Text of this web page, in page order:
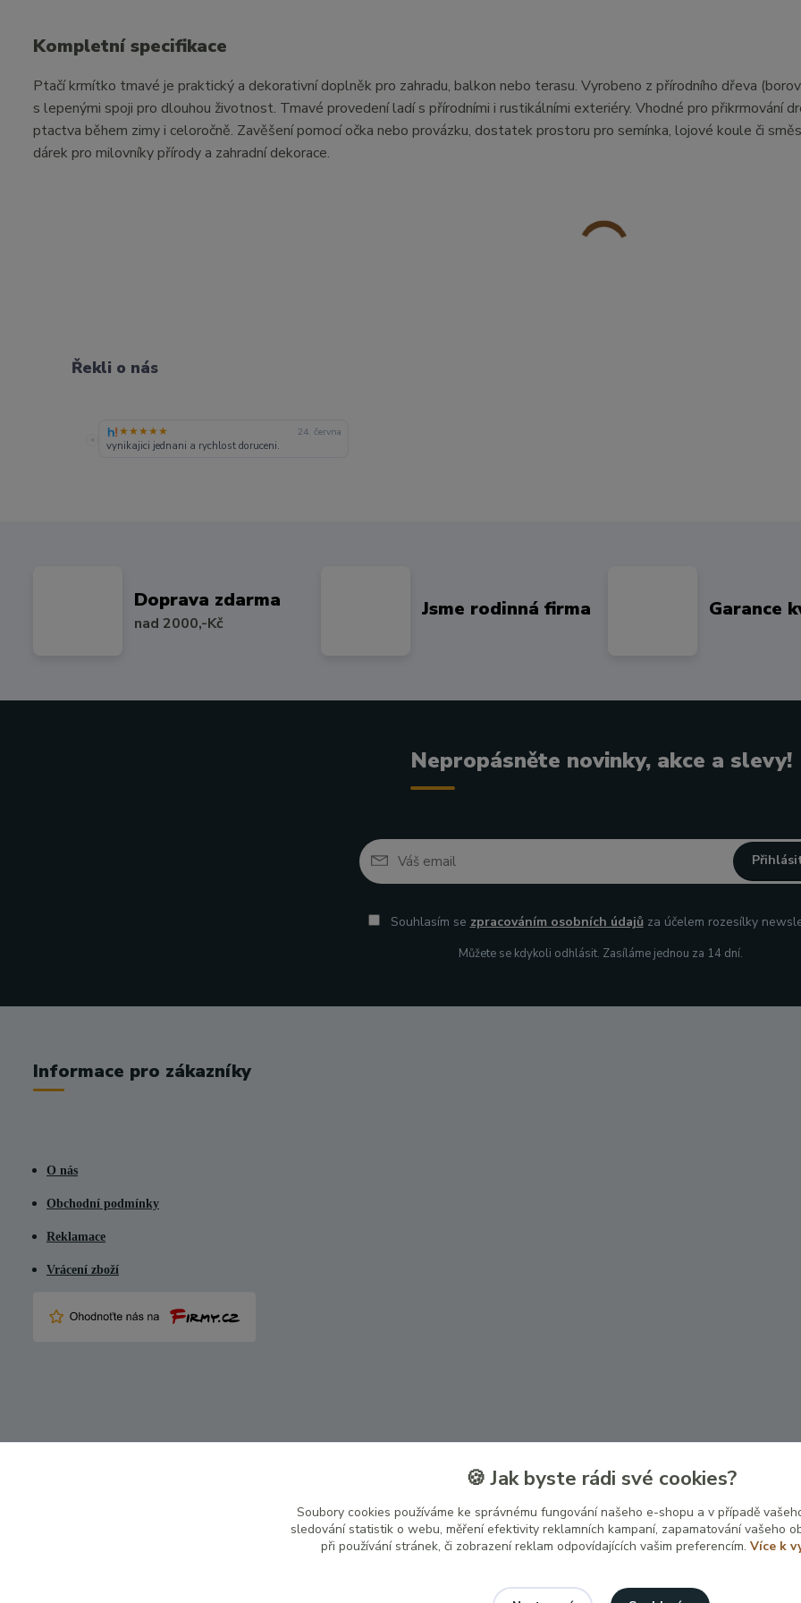
Kompletní specifikace
Ptačí krmítko tmavé je praktický a dekorativní doplněk pro zahradu, balkon nebo terasu. Vyrobeno z přírodního dřeva
s lepenými spoji pro dlouhou životnost. Tmavé provedení ladí s přírodními i rustikálními exteriéry. Vhodné pro přikrmování
ptactva během zimy i celoročně. Zavěšení pomocí očka nebo provázku, dostatek prostoru pro semínka, lojové koule či
dárek pro milovníky přírody a zahradní dekorace.
Řekli o nás
«
★★★★★ 24. června
vynikajici jednani a rychlost doruceni.
Doprava zdarma
nad 2000,-Kč
Jsme rodinná firma Garance
Nepropásněte novinky, akce a slevy!
Souhlasím se zpracováním osobních údajůza účelem rozesílky
Můžete se kdykoli odhlásit. Zasíláme jednou za 14 dní.
Informace pro zákazníky
O nás
Obchodní podmínky
Reklamace
Vrácení zboží
🍪 Jak byste rádi své cookies?
Soubory cookies používáme ke správnému fungování našeho e-shopu a v případě
sledování statistik o webu, měření efektivity reklamních kampaní, zapamatování vašeho
při používání stránek, či zobrazení reklam odpovídajících vašim preferencím. Více k